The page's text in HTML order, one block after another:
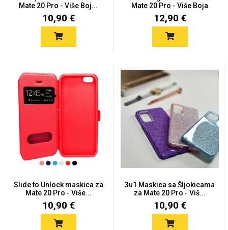
Mate 20 Pro - Više Boj...
10,90 €
Mate 20 Pro - Više Boja
12,90 €
Slide to Unlock maskica za
Mate 20 Pro - Više...
10,90 €
3u1 Maskica sa Šljokicama
za Mate 20 Pro - Viš...
10,90 €
Životinjsko carstvo
Svemirska kolekcija Valentinovo
Love motivi I Need Some Space